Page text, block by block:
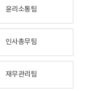
윤리소통팀
인사총무팀
재무관리팀